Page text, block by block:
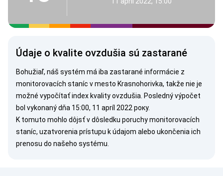
Údaje o kvalite ovzdušia sú zastarané
Bohužiaľ, náš systém má iba zastarané informácie z
monitorovacích staníc v mesto Krasnohorivka, takže nie je
možné vypočítať index kvality ovzdušia. Posledný výpočet
bol vykonaný dňa 15:00, 11 apríl 2022 року.
K tomuto mohlo dôjsť v dôsledku poruchy monitorovacích
staníc, uzatvorenia prístupu k údajom alebo ukončenia ich
prenosu do našeho systému.